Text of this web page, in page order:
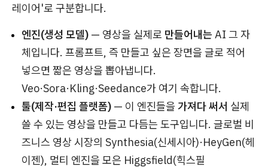
레이어'로 구분합니다.
엔진(생성 모델) — 영상을 실제로 만들어내는 AI 그 자
체입니다. 프롬프트, 즉 만들고 싶은 장면을 글로 적어
넣으면 짧은 영상을 뽑아냅니다.
Veo·Sora·Kling·Seedance가 여기 속합니다.
툴(제작·편집 플랫폼) — 이 엔진들을 가져다 써서 실제
쓸 수 있는 영상을 만들고 다듬는 도구입니다. 글로벌 비
즈니스 영상 시장의 Synthesia(신세시아)·HeyGen(헤
이젠), 멀티 엔진을 모은 Higgsfield(힉스필